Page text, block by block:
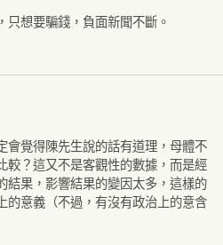
只想要騙錢，負面新聞不斷。
會覺得陳先生說的話有道理，母體不
較？這又不是客觀性的數據，而是經
結果，影響結果的變因太多，這樣的
的意義（不過，有沒有政治上的意含